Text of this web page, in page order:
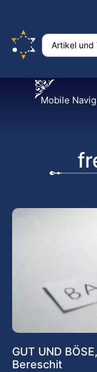
Mobile
GUT UND
Bereschit